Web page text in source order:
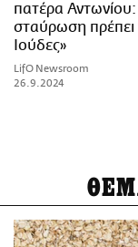
πατέρα Αντωνίου:
σταύρωση
Ιούδες»
LifO Newsroom
26.9.2024